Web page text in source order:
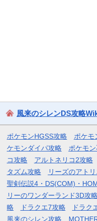
風来のシレンDS攻略
ポケモンHGSS攻略 ポケモ
ケモンダイパ攻略
ポケモ
コ攻略
アルトネリコ2攻略
タズム攻略
リーズのアト
聖剣伝説4・DS(COM)・
リーのワンダーランド3D攻
略
ドラクエ7攻略 ドラク
風来のシレン攻略